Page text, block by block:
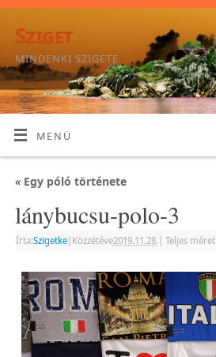
Sziget
MINDENKI SZIGETE
MENÜ
«Egy póló története
lánybucsu-polo-3
Írta:Szigetke| Közzétéve2019.11.28. Teljes méret